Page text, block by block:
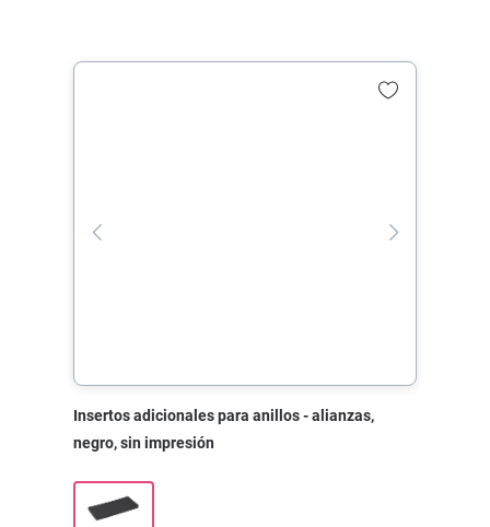
Insertos adicionales para anillos - alianzas,
negro, sin impresión